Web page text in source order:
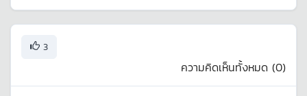
3
ความคิดเห็นทั้งหมด (0)